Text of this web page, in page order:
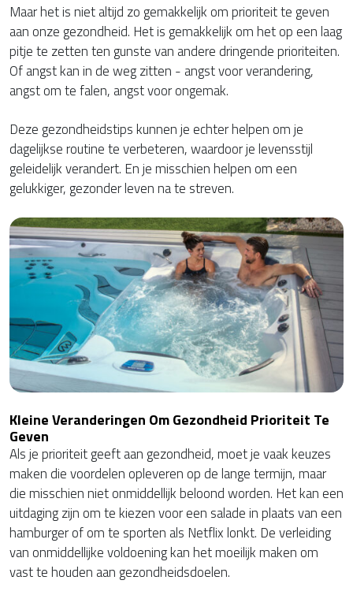
Maar het is niet altijd zo gemakkelijk om prioriteit te geven
aan onze gezondheid. Het is gemakkelijk om het op een laag
pitje te zetten ten gunste van andere dringende prioriteiten.
Of angst kan in de weg zitten - angst voor verandering,
angst om te falen, angst voor ongemak.
Deze gezondheidstips kunnen je echter helpen om je
dagelijkse routine te verbeteren, waardoor je levensstijl
geleidelijk verandert. En je misschien helpen om een
gelukkiger, gezonder leven na te streven.
Kleine Veranderingen Om Gezondheid Prioriteit Te
Geven
Als je prioriteit geeft aan gezondheid, moet je vaak keuzes
maken die voordelen opleveren op de lange termijn, maar
die misschien niet onmiddellijk beloond worden. Het kan een
uitdaging zijn om te kiezen voor een salade in plaats van een
hamburger of om te sporten als Netflix lonkt. De verleiding
van onmiddellijke voldoening kan het moeilijk maken om
vast te houden aan gezondheidsdoelen.